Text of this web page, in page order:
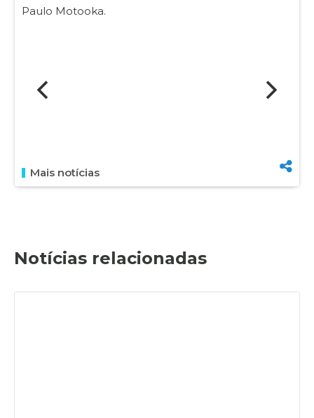
Paulo Motooka.
Mais notícias
Notícias relacionadas